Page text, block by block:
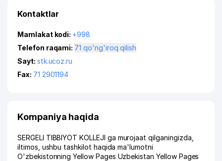
Kontaktlar
Mamlakat kodi: +998
Telefon raqami:
71 qo'ng'iroq qilish
Sayt: stk.ucoz.ru
Fax: 71 2901194
Kompaniya haqida
SERGELI TIBBIYOT KOLLEJI ga murojaat qilganingizda,
iltimos, ushbu tashkilot haqida ma'lumotni
O'zbekistonning Yellow Pages Uzbekistan Yellow Pages